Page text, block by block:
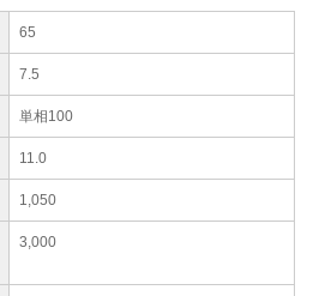
65
7.5
単相100
11.0
1,050
3,000